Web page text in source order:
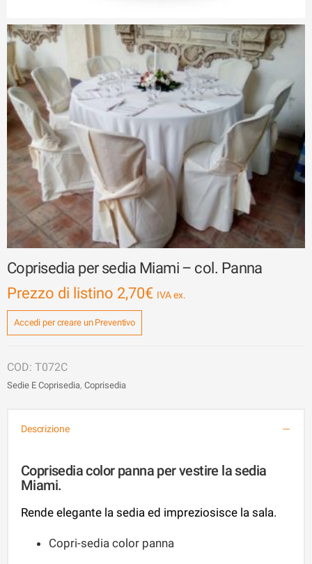
Coprisedia per sedia Miami – col. Panna
Prezzo di listino 2,70€
Accedi per creare un Preventivo
T072C
Sedie E Coprisedia, Coprisedia
Descrizione
Coprisedia color panna per vestire la sedia
Miami.
Rende elegante la sedia ed impreziosisce la sala.
Copri-sedia color panna